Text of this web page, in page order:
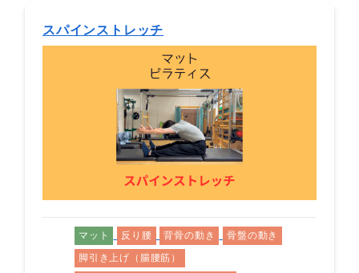
スパインストレッチ
マット 反り腰 背骨の動き
骨盤の動き
脚引き上げ（腸腰筋）